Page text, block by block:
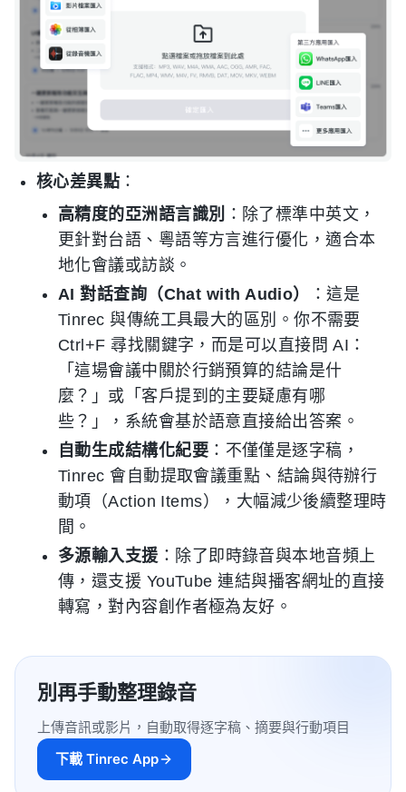
核心差異點 ：
高精度的亞洲語言識別
：除了標準中英文，
更針對台語、粵語等方言進行優化，適合本
地化會議或訪談。
AI 對話查詢（Chat with Audio）
：這是
Tinrec 與傳統工具最大的區別。你不需要
Ctrl+F 尋找關鍵字，而是可以直接問 AI：
「這場會議中關於行銷預算的結論是什
麼？」或「客戶提到的主要疑慮有哪
些？」，系統會基於語意直接給出答案。
自動生成結構化紀要 ：不僅僅是逐字稿，
Tinrec 會自動提取會議重點、結論與待辦行
動項（Action Items），大幅減少後續整理時
間。
多源輸入支援 ：除了即時錄音與本地音頻上
傳，還支援 YouTube 連結與播客網址的直接
轉寫，對內容創作者極為友好。
別再手動整理錄音
上傳音訊或影片，自動取得逐字稿、摘要與行動項目
下載 Tinrec App